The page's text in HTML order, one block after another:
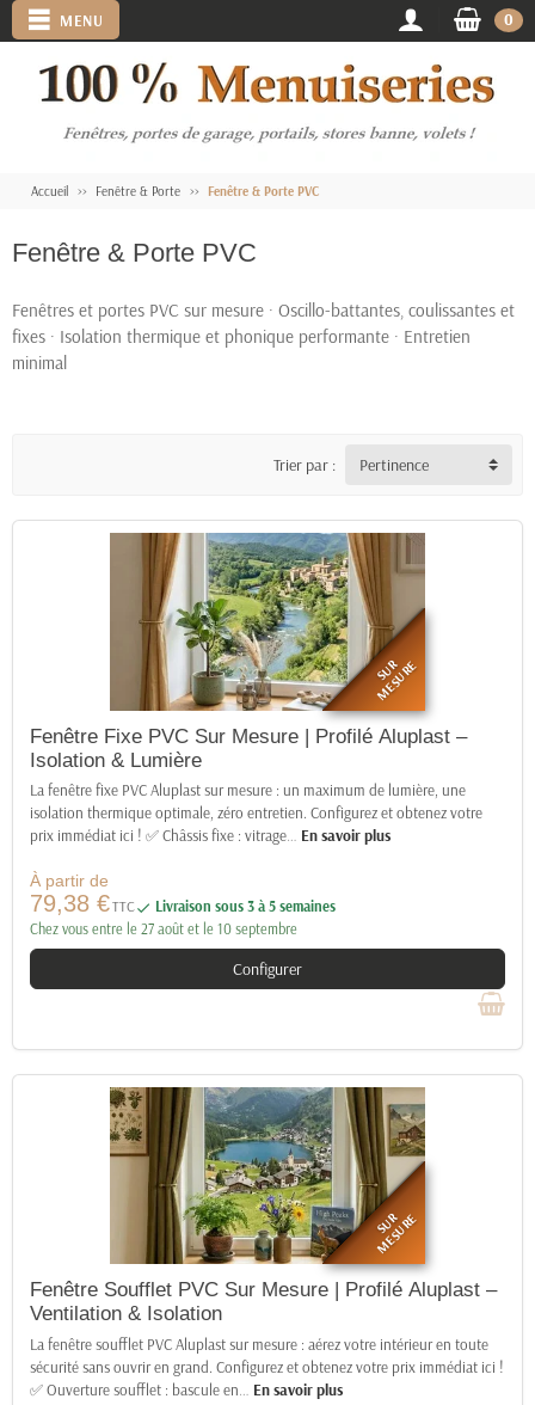
MENU 0
Accueil Fenêtre & Porte Fenêtre & Porte PVC
Fenêtre & Porte PVC
Fenêtres et portes PVC sur mesure · Oscillo-battantes, coulissantes et
fixes · Isolation thermique et phonique performante · Entretien
minimal
Trier par : Pertinence
SUR
MESURE
Fenêtre Fixe PVC Sur Mesure | Profilé Aluplast –
Isolation & Lumière
La fenêtre fixe PVC Aluplast sur mesure : un maximum de lumière, une
isolation thermique optimale, zéro entretien. Configurez et obtenez votre
prix immédiat ici ! ✅ Châssis fixe : vitrage… En savoir plus
À partir de
79,38 €TTC Livraison sous 3 à 5 semaines
Chez vous entre le 27 août et le 10 septembre
Configurer
SUR
MESURE
Fenêtre Soufflet PVC Sur Mesure | Profilé Aluplast –
Ventilation & Isolation
La fenêtre soufflet PVC Aluplast sur mesure : aérez votre intérieur en toute
sécurité sans ouvrir en grand. Configurez et obtenez votre prix immédiat ici !
✅ Ouverture soufflet : bascule en
En savoir plus